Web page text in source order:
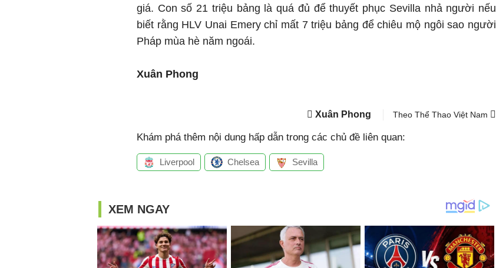
giá. Con số 21 triệu bảng là quá đủ để thuyết phục Sevilla nhả người nếu
biết rằng HLV Unai Emery chỉ mất 7 triệu bảng để chiêu mộ ngôi sao người
Pháp mùa hè năm ngoái.
Xuân Phong
Xuân Phong Theo Thể Thao Việt Nam
Khám phá thêm nội dung hấp dẫn trong các chủ đề liên quan:
Liverpool Chelsea Sevilla